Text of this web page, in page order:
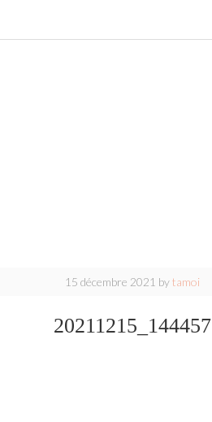
15 décembre 2021 bytamoi
20211215_144457